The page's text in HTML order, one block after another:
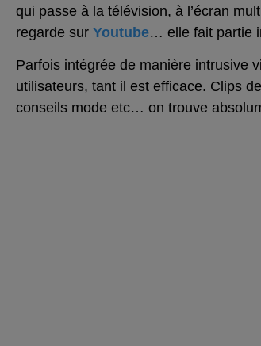
qui passe à la télévision, à l’écran
regarde sur Youtube… elle fait partie
Parfois intégrée de manière intrusive
utilisateurs, tant il est efficace. Clips
conseils mode etc… on trouve